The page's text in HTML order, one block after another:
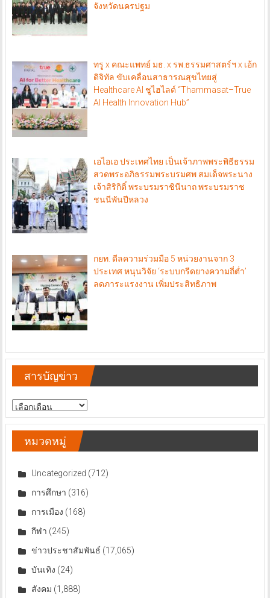
จังหวัดนครปฐม
ทรู x คณะแพทย์ มธ. x รพ.ธรรมศาสตร์ฯ x เอ้ก
ดิจิทัล ขับเคลื่อนสาธารณสุขไทยสู่
Healthcare AI ชูไฮไลต์ “Thammasat–True
AI Health Innovation Hub”
เอไอเอ ประเทศไทย เป็นเจ้าภาพพระพิธีธรรม
สวดพระอภิธรรมพระบรมศพ สมเด็จพระนาง
เจ้าสิริกิติ์ พระบรมราชินีนาถ พระบรมราช
ชนนีพันปีหลวง
กยท. ดีลความร่วมมือ 5 หน่วยงานจาก 3
ประเทศ หนุนวิจัย ‘ระบบกรีดยางความถี่ต่ำ’
ลดภาระแรงงาน เพิ่มประสิทธิภาพ
สารบัญข่าว
สารบัญ
ข่าว
หมวดหมู่
Uncategorized (712)
การศึกษา (316)
การเมือง (168)
กีฬา (245)
ข่าวประชาสัมพันธ์ (17,065)
บันเทิง (24)
สังคม (1,888)